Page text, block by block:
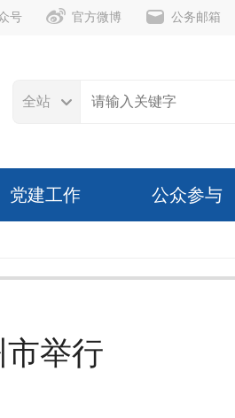
公务邮箱
官方微博
号
全站
党建工作 公众参与
举行